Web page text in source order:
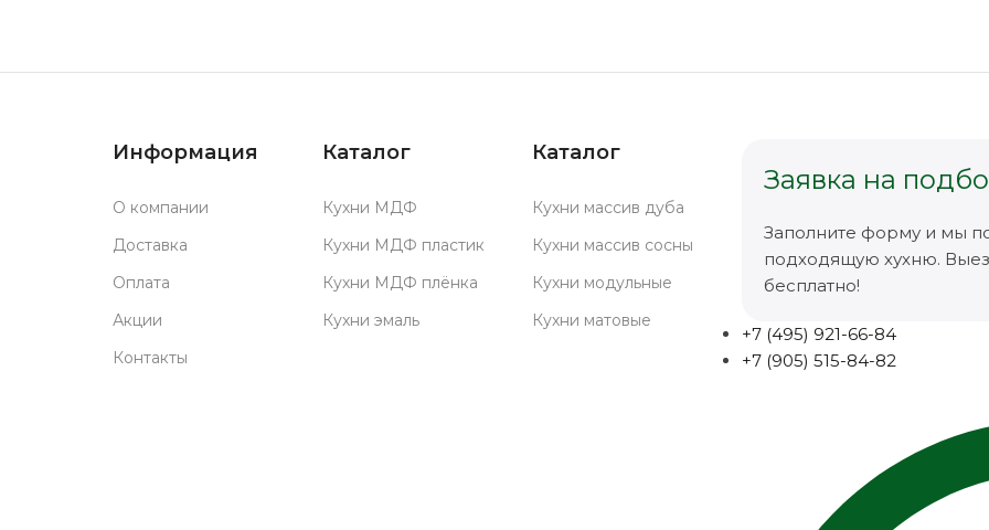
Информация
О компании
Доставка
Оплата
Акции
Контакты
Каталог
Кухни МДФ
Кухни МДФ пластик
Кухни МДФ плёнка
Кухни эмаль
Каталог
Кухни массив дуба
Кухни массив сосны
Кухни модульные
Кухни матовые
Заявка на
Заполните форму и мы
подходящую хухню.
бесплатно!
+7 (495) 921-66-84
+7 (905) 515-84-82